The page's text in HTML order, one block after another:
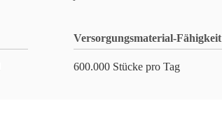
Versorgungsmaterial-Fähigkeit
600.000 Stücke pro Tag